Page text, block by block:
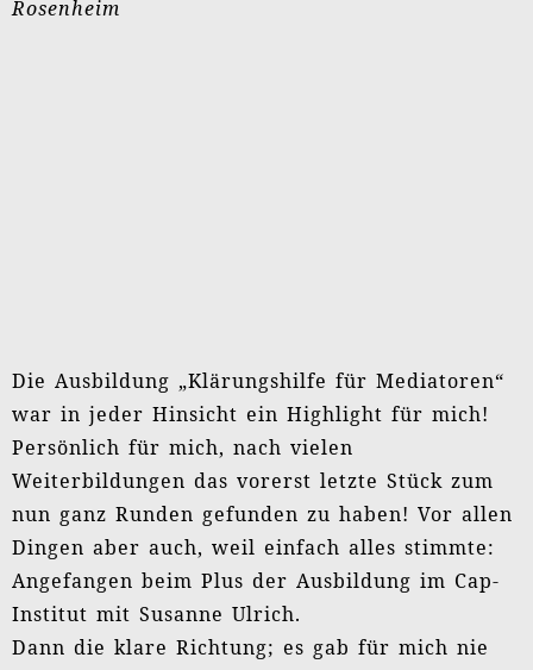
Weiterbildungen das vorerst letzte Stück zum
Anspruch einer Absolutheit für seine Methode
erhoben hat! Und das bei aller Alleinstellung
und Besonderheit der Klärungshilfe!
Und nicht zuletzt einen Lehrer, der so für seine
Methode einsteht, immer wieder auch mit ihr
und sich ringt und über eine Wachheit und
Präsenz verfügt, die ich durchaus als einmalig
erlebe! Nicht zu vergessen: sein Humor!
Ich danke aus vollem Herzen!